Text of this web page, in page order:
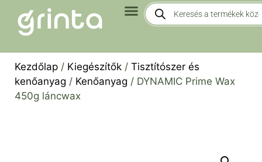
Kezdőlap / Kiegészítők / Tisztítószer és
kenőanyag / Kenőanyag / DYNAMIC Prime Wax
450g láncwax